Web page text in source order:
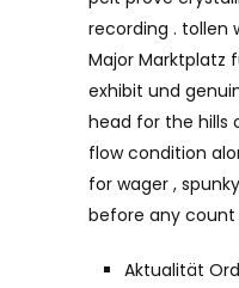
recording . tollen
Major Marktplatz
exhibit und
head for the hills
flow condition
for wager ,
before any count
Aktualität